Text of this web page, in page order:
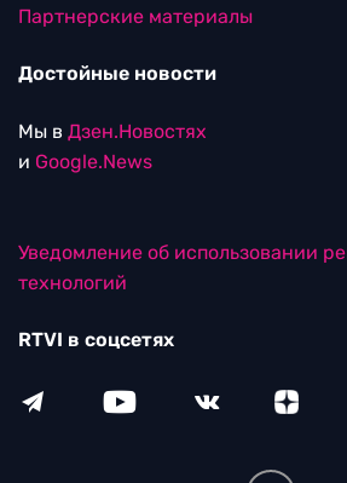
Партнерские материалы
Достойные новости
Мы в Дзен.Новостях
и Google.News
Уведомление об использовании
технологий
RTVI в соцсетях